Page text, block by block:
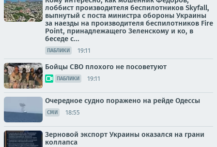
лоббист производителя беспилотников Skyfall,
выпнутый с поста министра обороны Украины
за наезды на производителя беспилотников Fire
Point, принадлежащего Зеленскому и ко, в
беседе с...
ПАБЛИКИ 19:11
Бойцы СВО плохого не посоветуют
ПАБЛИКИ 19:11
Очередное судно поражено на рейде Одессы
СМИ 18:55
Зерновой экспорт Украины оказался на грани
коллапса